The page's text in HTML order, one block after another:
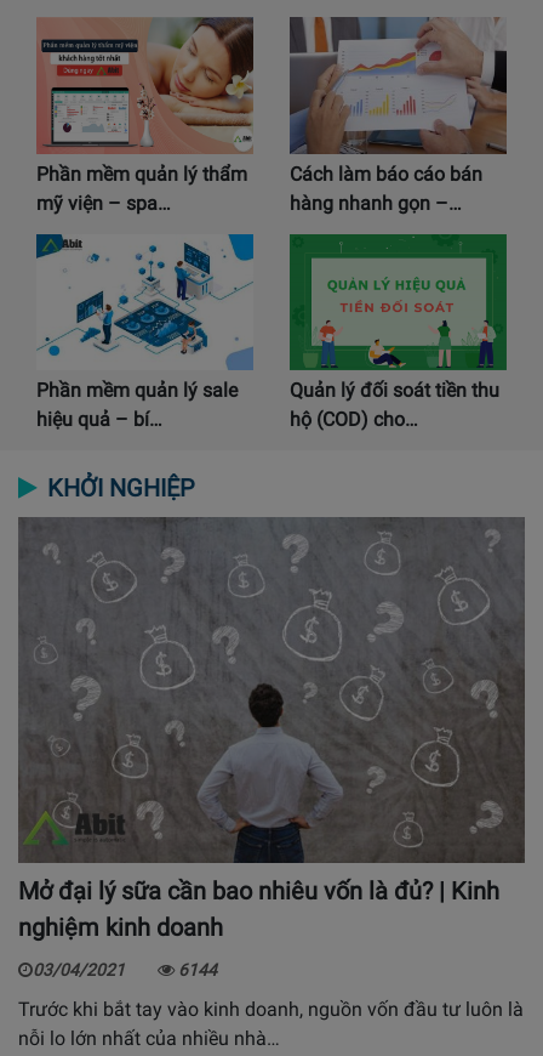
Phần mềm quản lý thẩm
mỹ viện – spa…
Cách làm báo cáo bán
hàng nhanh gọn –…
Phần mềm quản lý sale
hiệu quả – bí…
Quản lý đối soát tiền thu
hộ (COD) cho…
KHỞI NGHIỆP
Mở đại lý sữa cần bao nhiêu vốn là đủ? | Kinh
nghiệm kinh doanh
03/04/2021 6144
Trước khi bắt tay vào kinh doanh, nguồn vốn đầu tư luôn là
nỗi lo lớn nhất của nhiều nhà…